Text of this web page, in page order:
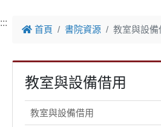
:::
首頁 書院資源 教室與設備
教室與設備借用
教室與設備借用